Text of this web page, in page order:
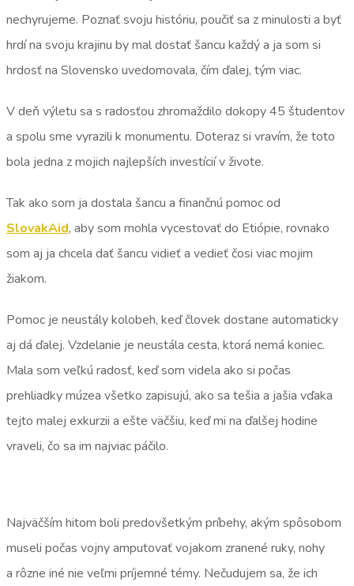
nechyrujeme. Poznať svoju históriu, poučiť sa z minulosti a byť
hrdí na svoju krajinu by mal dostať šancu každý a ja som si
hrdosť na Slovensko uvedomovala, čím ďalej, tým viac.
V deň výletu sa s radosťou zhromaždilo dokopy 45 študentov
a spolu sme vyrazili k monumentu. Doteraz si vravím, že toto
bola jedna z mojich najlepších investícií v živote.
Tak ako som ja dostala šancu a finančnú pomoc od
SlovakAid, aby som mohla vycestovať do Etiópie, rovnako
som aj ja chcela dať šancu vidieť a vedieť čosi viac mojim
žiakom.
Pomoc je neustály kolobeh, keď človek dostane automaticky
aj dá ďalej. Vzdelanie je neustála cesta, ktorá nemá koniec.
Mala som veľkú radosť, keď som videla ako si počas
prehliadky múzea všetko zapisujú, ako sa tešia a jašia vďaka
tejto malej exkurzii a ešte väčšiu, keď mi na ďalšej hodine
vraveli, čo sa im najviac páčilo.
Najväčším hitom boli predovšetkým príbehy, akým spôsobom
museli počas vojny amputovať vojakom zranené ruky, nohy
a rôzne iné nie veľmi príjemné témy. Nečudujem sa, že ich